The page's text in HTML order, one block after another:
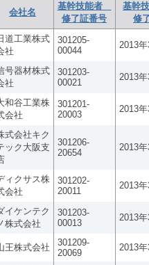
会社名
基幹技能者
修了証番号
基幹
修
道工業株式
社
301205-
00044
2013
号器材株式
社
301203-
00021
2013
和谷工業株
会社
301201-
20003
2013
式会社キク
ック大阪支
301206-
20654
2013
ィクサス株
会社
301202-
20011
2013
イケンテク
株式会社
301203-
00013
2013
王株式会社
301209-
20069
2013